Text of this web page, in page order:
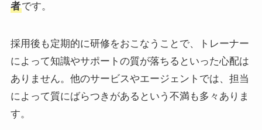
者です。
採用後も定期的に研修をおこなうことで、トレーナー
によって知識やサポートの質が落ちるといった心配は
ありません。他のサービスやエージェントでは、担当
によって質にばらつきがあるという不満も多々ありま
す。